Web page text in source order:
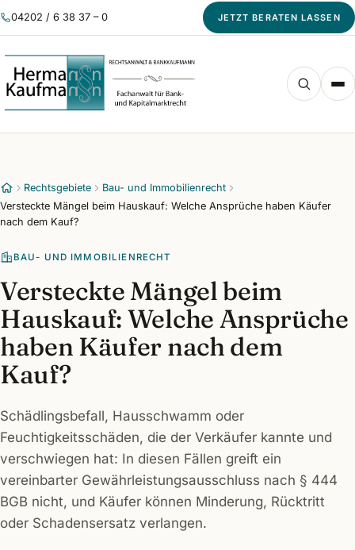
04202 / 6 38 37 – 0 JETZT BERATEN LASSEN
Rechtsgebiete
Bau- und Immobilienrecht
Versteckte Mängel beim Hauskauf: Welche Ansprüche haben Käufer
nach dem Kauf?
BAU- UND IMMOBILIENRECHT
Versteckte Mängel beim
Hauskauf: Welche Ansprüche
haben Käufer nach dem
Kauf?
Schädlingsbefall, Hausschwamm oder
Feuchtigkeitsschäden, die der Verkäufer kannte und
verschwiegen hat: In diesen Fällen greift ein
vereinbarter Gewährleistungsausschluss nach § 444
BGB nicht, und Käufer können Minderung, Rücktritt
oder Schadensersatz verlangen.